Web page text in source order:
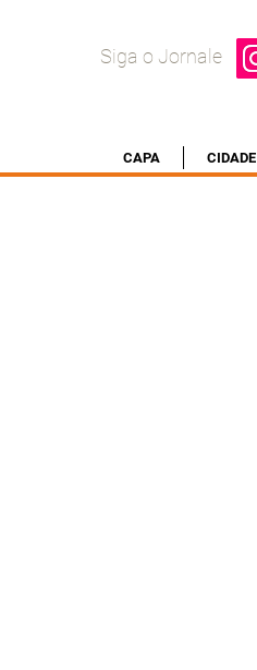
Siga o Jornale
CAPA CIDADE